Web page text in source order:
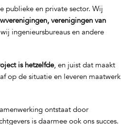
publieke en private sector. Wij
verenigingen van
ingenieursbureaus en andere
is hetzelfde, en juist dat maakt
op de situatie en leveren maatwerk
ontstaat door
is daarmee ook ons succes.